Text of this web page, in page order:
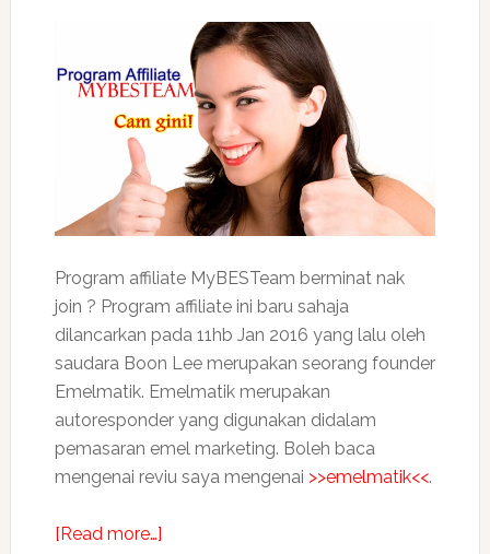
‘Warning
Letter’
and
‘Part-
Time
Job’
⚠️⚠️⚠️
Program affiliate MyBESTeam berminat nak
join ? Program affiliate ini baru sahaja
dilancarkan pada 11hb Jan 2016 yang lalu oleh
saudara Boon Lee merupakan seorang founder
Emelmatik. Emelmatik merupakan
autoresponder yang digunakan didalam
pemasaran emel marketing. Boleh baca
mengenai reviu saya mengenai >>emelmatik<<.
[Read more…]about